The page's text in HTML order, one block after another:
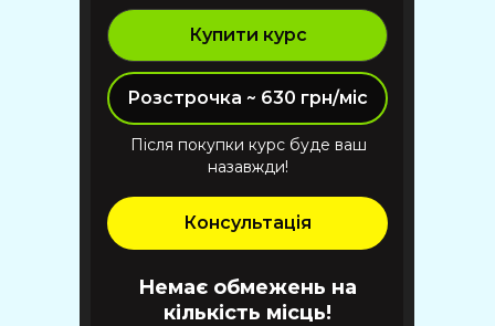
Купити курс
Консультація
Розстрочка ~ 630 грн/міс
Після покупки курс буде ваш
назавжди!
Немає обмежень на
кількість місць!